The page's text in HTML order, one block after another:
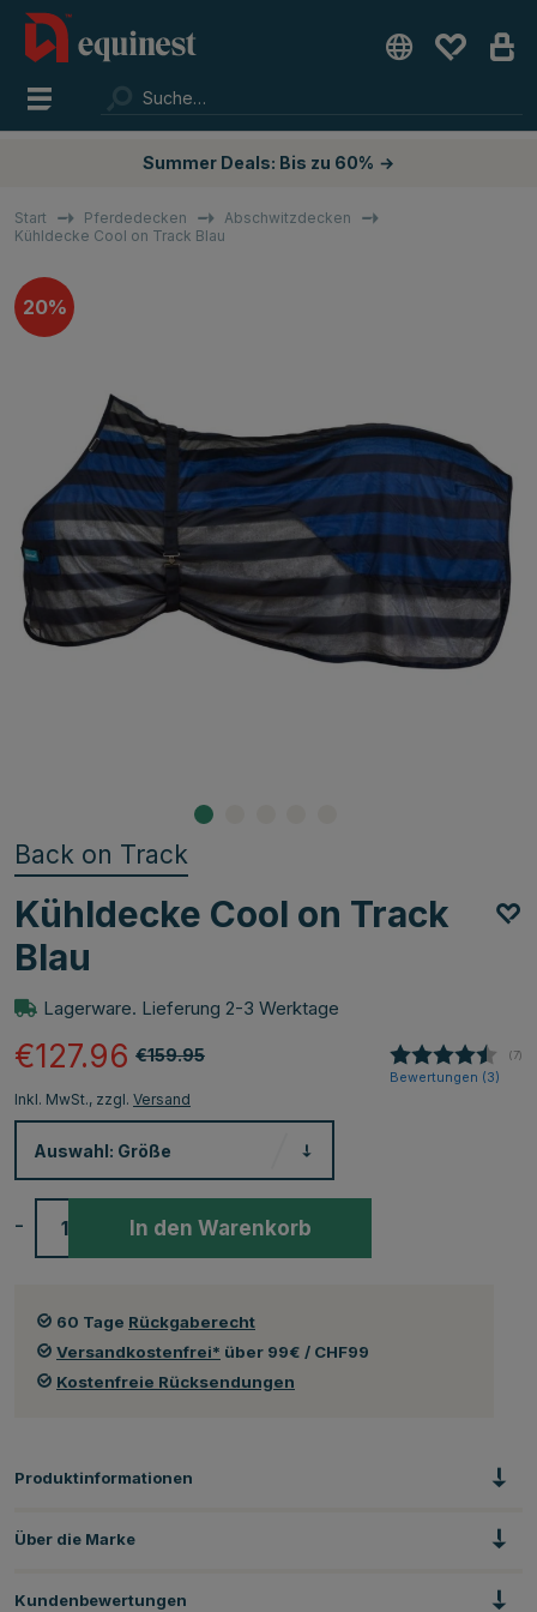
Summer Deals: Bis zu 60% →
Start Pferdedecken
Abschwitzdecken
Kühldecke Cool on Track Blau
20%
Back on Track
Kühldecke Cool on Track
Blau
Lagerware. Lieferung 2-3 Werktage
€159.95
€127.96 (7)
Bewertungen (3)
Inkl. MwSt., zzgl. Versand
Auswahl: Größe
- In den Warenkorb
60 Tage Rückgaberecht
Versandkostenfrei* über 99€ / CHF99
Kostenfreie Rücksendungen
Produktinformationen
Über die Marke
Kundenbewertungen